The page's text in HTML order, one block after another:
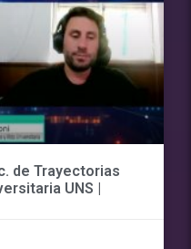
de Trayectorias
UNS |